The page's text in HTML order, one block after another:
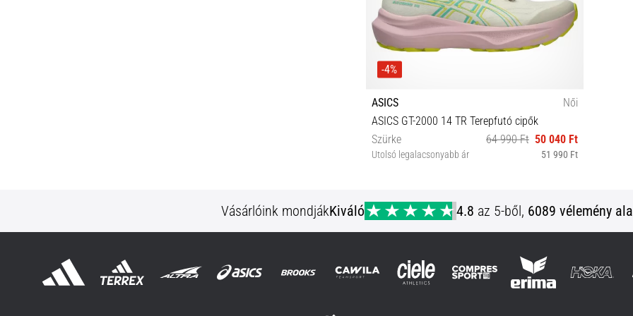
-4%
ASICS
Női
ASICS GT-2000 14 TR Terepfutó cipők
Szürke
64 990 Ft 50 040 Ft
Utolsó legalacsonyabb ár 51 990 Ft
Vásárlóink mondjákKiváló 4.8 az 5-ből, 6089 vélemény